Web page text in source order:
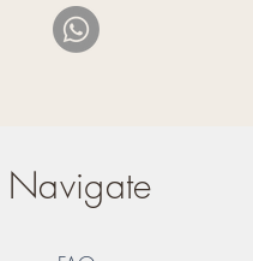
Navigate